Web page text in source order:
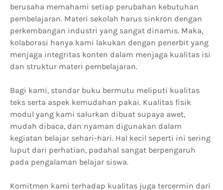
berusaha memahami setiap perubahan kebutuhan
pembelajaran. Materi sekolah harus sinkron dengan
perkembangan industri yang sangat dinamis. Maka,
kolaborasi hanya kami lakukan dengan penerbit yang
menjaga integritas konten dalam menjaga kualitas isi
dan struktur materi pembelajaran.
Bagi kami, standar buku bermutu meliputi kualitas
teks serta aspek kemudahan pakai. Kualitas fisik
modul yang kami salurkan dibuat supaya awet,
mudah dibaca, dan nyaman digunakan dalam
kegiatan belajar sehari-hari. Hal kecil seperti ini sering
luput dari perhatian, padahal sangat berpengaruh
pada pengalaman belajar siswa.
Komitmen kami terhadap kualitas juga tercermin dari